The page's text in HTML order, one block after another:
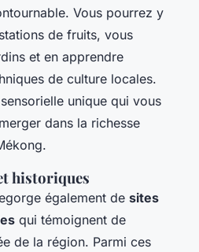
Vous pourrez y
de fruits, vous
et en apprendre
de culture locales.
unique qui vous
dans la richesse
historiques
également de sites
qui témoignent de
de la région. Parmi ces